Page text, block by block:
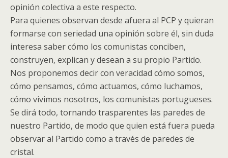
opinión colectiva a este respecto.
Para quienes observan desde afuera al PCP y quieran
formarse con seriedad una opinión sobre él, sin duda
interesa saber cómo los comunistas conciben,
construyen, explican y desean a su propio Partido.
Nos proponemos decir con veracidad cómo somos,
cómo pensamos, cómo actuamos, cómo luchamos,
cómo vivimos nosotros, los comunistas portugueses.
Se dirá todo, tornando trasparentes las paredes de
nuestro Partido, de modo que quien está fuera pueda
observar al Partido como a través de paredes de
cristal.